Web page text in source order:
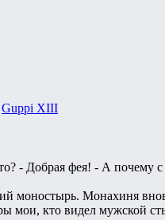
Guppi XIII
- Добрая фея! - А почему с
моностырь. Монахиня
мои, кто видел мужской